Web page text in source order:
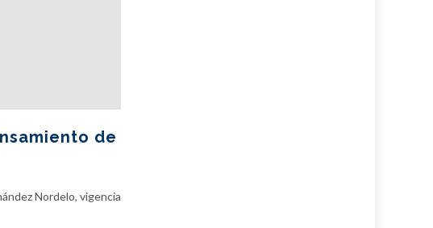
de
Nordelo, vigencia